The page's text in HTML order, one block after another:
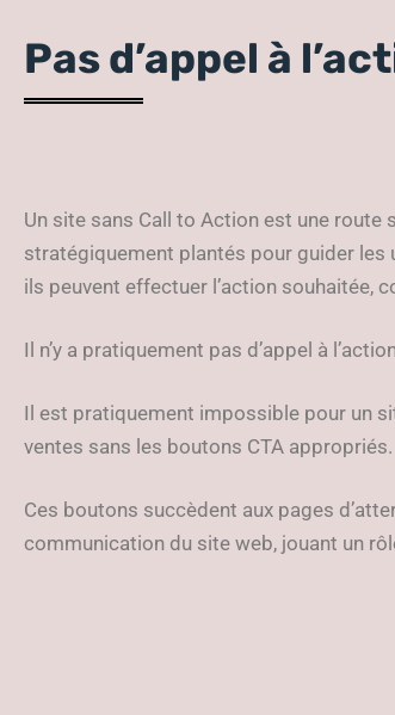
Pas d’appel à
Un site sans Call to Action est une route
stratégiquement plantés pour guider
ils peuvent effectuer l’action souhaitée,
Il n’y a pratiquement pas d’appel à
Il est pratiquement impossible pour un
ventes sans les boutons CTA appropriés.
Ces boutons succèdent aux pages
communication du site web, jouant un